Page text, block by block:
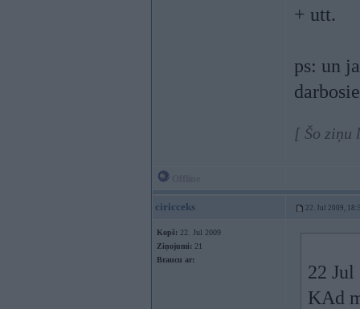
+ utt.
ps: un
[ Šo ziņu
ciricceks 22. Jul 2009,
Kopš: 22. Jul 2009
Ziņojumi: 21
Braucu ar:
22
KAd